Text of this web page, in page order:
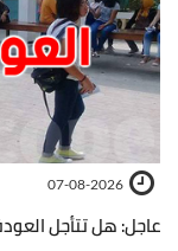
07-08-2026
عاجل: هل تتأجل